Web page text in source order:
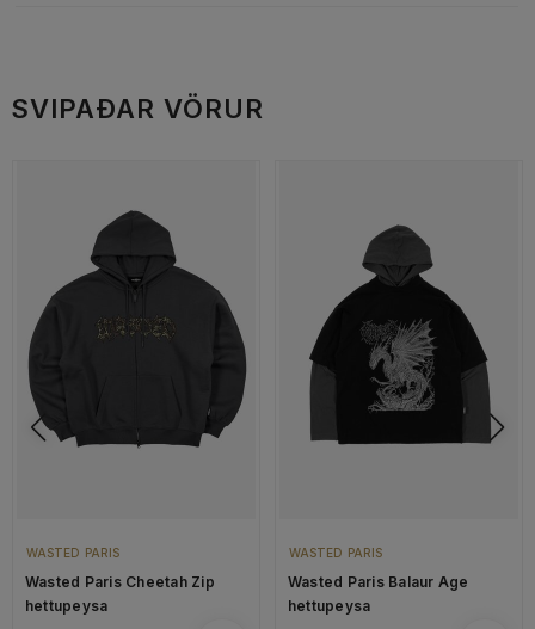
SVIPAÐAR VÖRUR
WASTED PARIS
Wasted Paris Cheetah Zip
hettupeysa
WASTED PARIS
Wasted Paris Balaur Age
hettupeysa